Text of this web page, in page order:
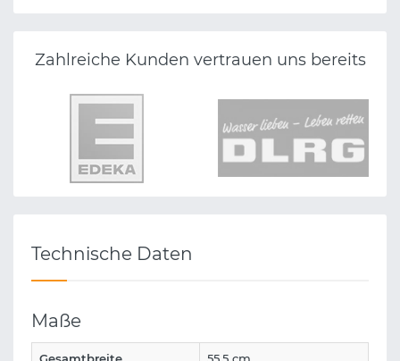
Zahlreiche Kunden vertrauen uns bereits
Technische Daten
Maße
Gesamtbreite 55,5 cm